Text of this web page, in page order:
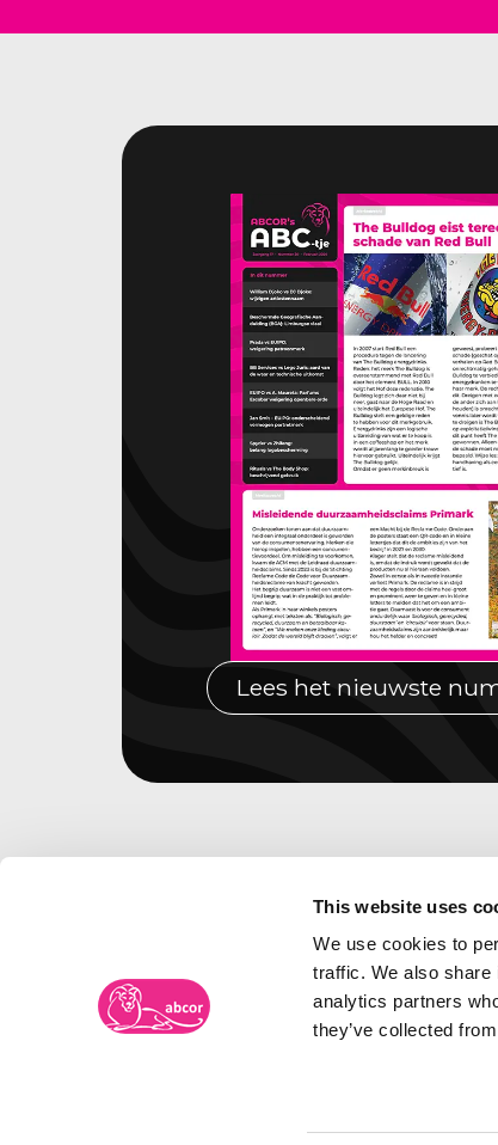
This website uses
We use cookies to
traffic. We also share
analytics partners
they’ve collected
Lees het nieuwste